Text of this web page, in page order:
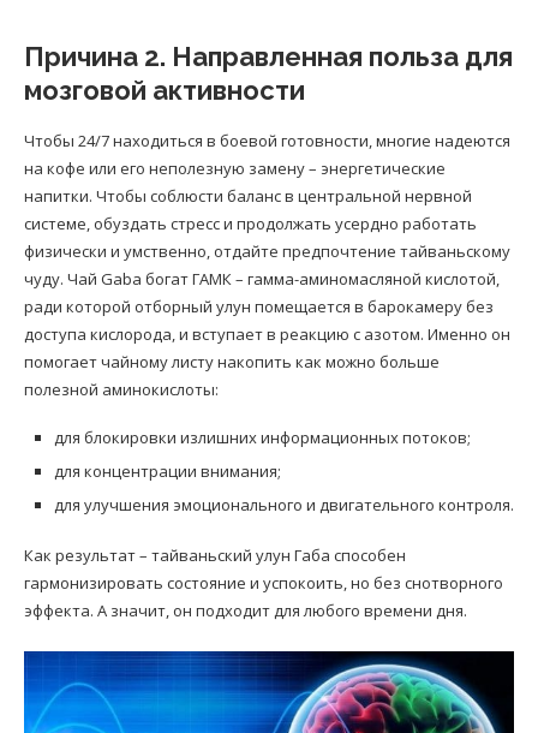
Причина 2. Направленная польза для
мозговой активности
Чтобы 24/7 находиться в боевой готовности, многие надеются
на кофе или его неполезную замену – энергетические
напитки. Чтобы соблюсти баланс в центральной нервной
системе, обуздать стресс и продолжать усердно работать
физически и умственно, отдайте предпочтение тайваньскому
чуду. Чай Gaba богат ГАМК – гамма-аминомасляной кислотой,
ради которой отборный улун помещается в барокамеру без
доступа кислорода, и вступает в реакцию с азотом. Именно он
помогает чайному листу накопить как можно больше
полезной аминокислоты:
для блокировки излишних информационных потоков;
для концентрации внимания;
для улучшения эмоционального и двигательного контроля.
Как результат – тайваньский улун Габа способен
гармонизировать состояние и успокоить, но без снотворного
эффекта. А значит, он подходит для любого времени дня.